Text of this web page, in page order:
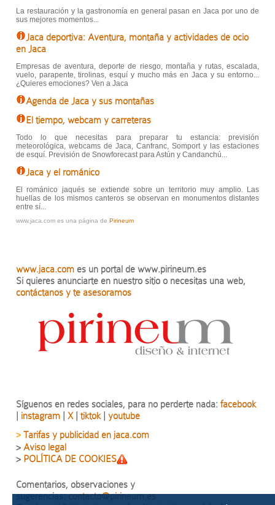
La restauración y la gastronomía en general pasan en Jaca por uno de
sus mejores momentos...
Jaca deportiva: Aventura, montaña y actividades de ocio
en Jaca
Empresas de aventura, deporte de riesgo, montaña y rutas, escalada,
vuelo, parapente, tirolinas, esquí y mucho más en Jaca y su entorno...
¿Quieres emociones? Ven a Jaca
Agenda de Jaca y sus montañas
El tiempo, webcam y carreteras
Todo lo que necesitas para preparar tu estancia: previsión
meteorológica, webcams de Jaca, Canfranc, Somport y las estaciones
de esquí. Previsión de Snowforecast para Astún y Candanchú...
Jaca y el románico
El románico jaqués se extiende sobre un territorio muy amplio. Las
huellas de los mismos canteros se observan en monumentos distantes
entre sí...
www.jaca.com es una página de Pirineum
www.jaca.com es un portal de www.pirineum.es
Si quieres anunciarte en nuestro sitio o necesitas una web,
contáctanos y te asesoramos
Síguenos en redes sociales, para no perderte nada: facebook
instagram X| tiktok| youtube
> Tarifas y publicidad en jaca.com
> Aviso legal
> POLÍTICA DE COOKIES
Comentarios, observaciones y
sugerencias:contacto@pirineum.es